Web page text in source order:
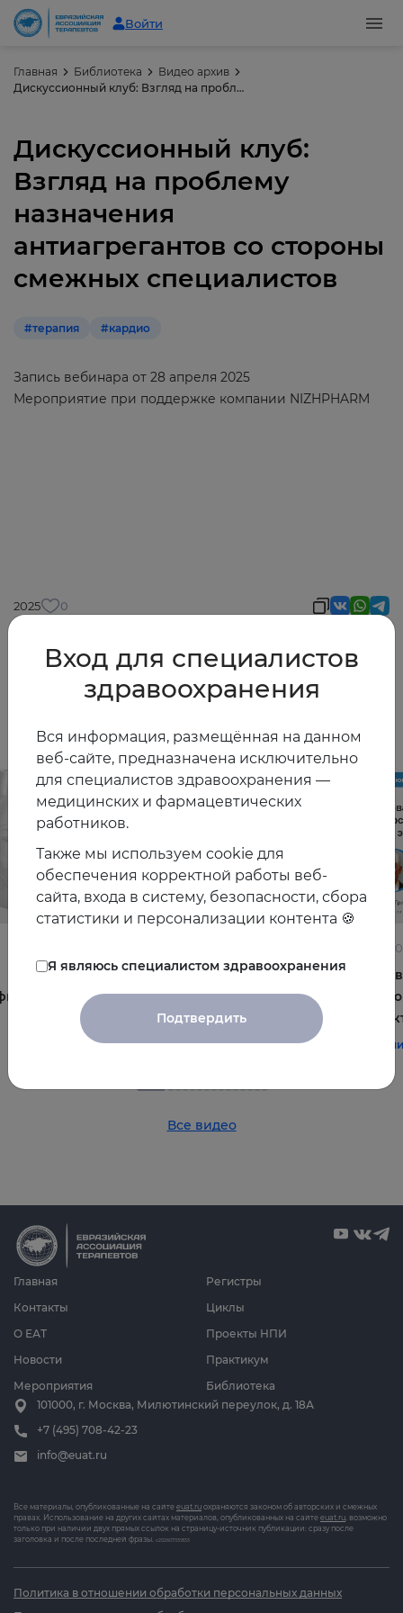
Войти
Главная Библиотека
Видео архив
Дискуссионный клуб: Взгляд на проблему назначения антиагрегантов со стороны смежных специалистов
Дискуссионный клуб:
Взгляд на проблему
назначения
антиагрегантов со стороны
смежных специалистов
#терапия #кардио
Запись вебинара от 28 апреля 2025
Мероприятие при поддержке компании NIZHPHARM
2025 0
Другие видео
Постменопауза на приёме: алгоритмы для
терапевта
#терапия #постменопауза#женское_здоровье
и
и
Все видео
Главная
О ЕАТ
Новости
Мероприятия
Циклы
Проекты НПИ
Практикум
Библиотека
Регистры
Контакты
101000, г. Москва, Милютинский переулок, д. 18А
+7 (495) 708-42-23
info@euat.ru
Все материалы, опубликованные на сайте euat.ru охраняются законом об авторских и смежных
правах. Использование на других сайтах материалов, опубликованных на сайте euat.ru, возможно
только при наличии двух прямых ссылок на страницу-источник публикации: сразу после
заголовка и после последней фразы. v202607031833
Политика в отношении обработки персональных данных
Вход для специалистов
здравоохранения
Вся информация, размещённая на данном
веб-сайте, предназначена исключительно
для специалистов здравоохранения —
медицинских и фармацевтических
работников.
Также мы используем cookie для
обеспечения корректной работы веб-
сайта, входа в систему, безопасности, сбора
статистики и персонализации контента 🍪
Я являюсь специалистом здравоохранения
Подтвердить